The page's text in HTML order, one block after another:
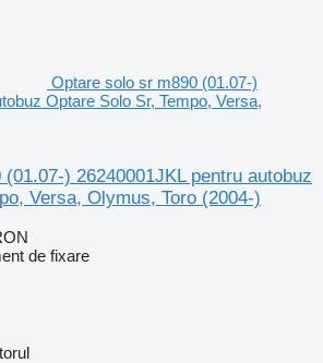
Optare solo sr m890 (01.07-)
Optare Solo Sr, Tempo, Versa,
) 26240001JKL pentru autobuz
Versa, Olymus, Toro (2004-)
de fixare